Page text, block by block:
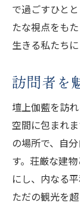
で過ごすひと
たな視点をも
生きる私たち
訪問者を
壇上伽藍を訪
空間に包まれ
の場所で、自
す。荘厳な建
にし、内なる
ただの観光を